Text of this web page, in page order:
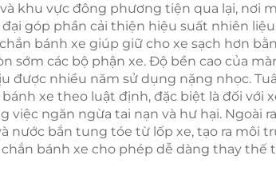
khu vực đông phương tiện qua lại, nơi
góp phần cải thiện hiệu suất nhiên
bánh xe giúp giữ cho xe sạch hơn
sớm các bộ phận xe. Độ bền cao của
được nhiều năm sử dụng nặng nhọc.
xe theo luật định, đặc biệt là đối với
ngăn ngừa tai nạn và hư hại. Ngoài
nước bắn tung tóe từ lốp xe, tạo ra môi
bánh xe cho phép dễ dàng thay thế